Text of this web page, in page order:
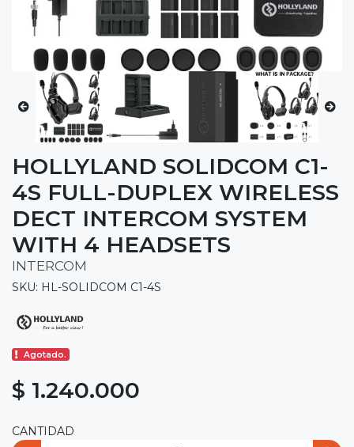
HOLLYLAND SOLIDCOM C1-
4S FULL-DUPLEX WIRELESS
DECT INTERCOM SYSTEM
WITH 4 HEADSETS
INTERCOM
SKU: HL-SOLIDCOM C1-4S
Agotado.
$ 1.240.000
CANTIDAD